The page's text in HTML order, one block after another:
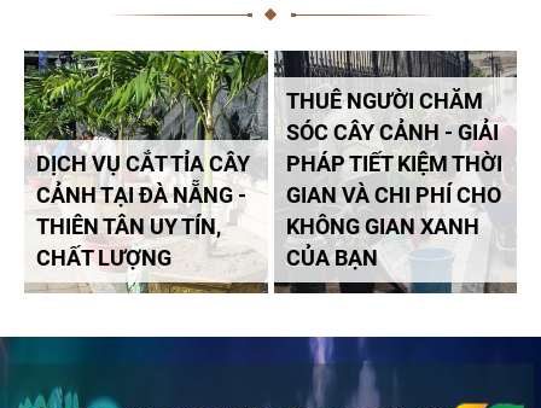
DỊCH VỤ CẮT TỈA CÂY
CẢNH TẠI ĐÀ NẴNG -
THIÊN TÂN UY TÍN,
CHẤT LƯỢNG
THUÊ NGƯỜI CHĂM
SÓC CÂY CẢNH - GIẢI
PHÁP TIẾT KIỆM THỜI
GIAN VÀ CHI PHÍ CHO
KHÔNG GIAN XANH
CỦA BẠN